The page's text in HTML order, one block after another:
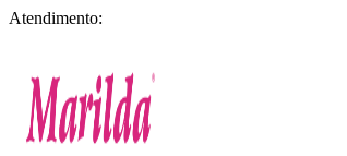
Atendimento: